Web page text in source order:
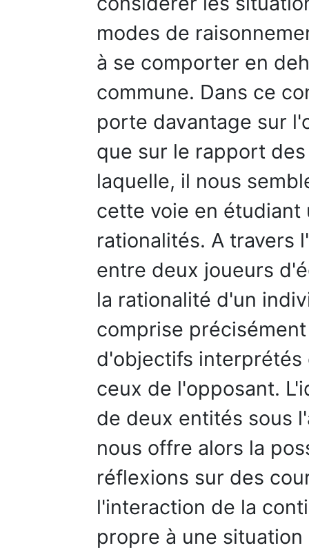
modes de
à se comporter en
commune. Dans ce
porte davantage sur
que sur le rapport
laquelle, il nous
cette voie en
rationalités. A travers
entre deux joueurs
la rationalité d'un
comprise
d'objectifs interprétés
ceux de l'opposant.
de deux entités sous
nous offre alors la
réflexions sur des
l'interaction de la
propre à une